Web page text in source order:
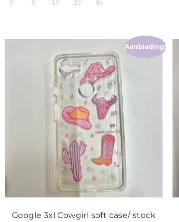
0 9 18 26 35
Aanbieding!
Google 3xl Cowgirl soft case/ stock